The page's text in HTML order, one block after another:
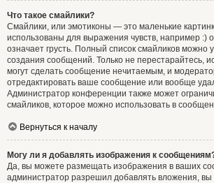
Что такое смайлики?
Смайлики, или эмотиконы — это маленькие
использованы для выражения чувств, например :)
означает грусть. Полный список смайликов можно
создания сообщений. Только не перестарайтесь,
могут сделать сообщение нечитаемым, и
отредактировать ваше сообщение или вообще
Администратор конференции также может
смайликов, которое можно использовать в
Вернуться к началу
Могу ли я добавлять изображения к
Да, вы можете размещать изображения в ваших
администратор разрешил добавлять вложения, вы